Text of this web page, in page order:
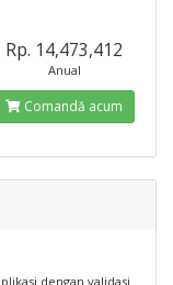
Rp. 14,473,412
Anual
Comandă acum
dengan validasi